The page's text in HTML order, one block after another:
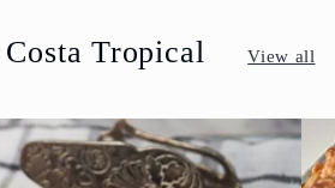
Tropical View all